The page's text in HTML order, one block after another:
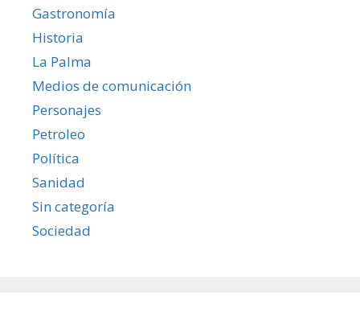
Gastronomía
Historia
La Palma
Medios de comunicación
Personajes
Petroleo
Política
Sanidad
Sin categoría
Sociedad